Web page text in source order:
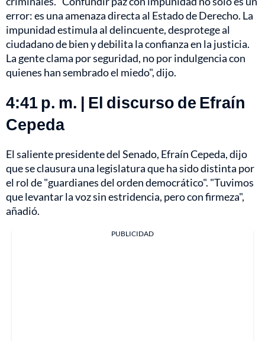
error: es una amenaza directa al Estado de Derecho. La
impunidad estimula al delincuente, desprotege al
ciudadano de bien y debilita la confianza en la justicia.
La gente clama por seguridad, no por indulgencia con
quienes han sembrado el miedo", dijo.
4:41 p. m. | El discurso de Efraín
Cepeda
El saliente presidente del Senado, Efraín Cepeda, dijo
que se clausura una legislatura que ha sido distinta por
el rol de "guardianes del orden democrático". "Tuvimos
que levantar la voz sin estridencia, pero con firmeza",
añadió.
PUBLICIDAD